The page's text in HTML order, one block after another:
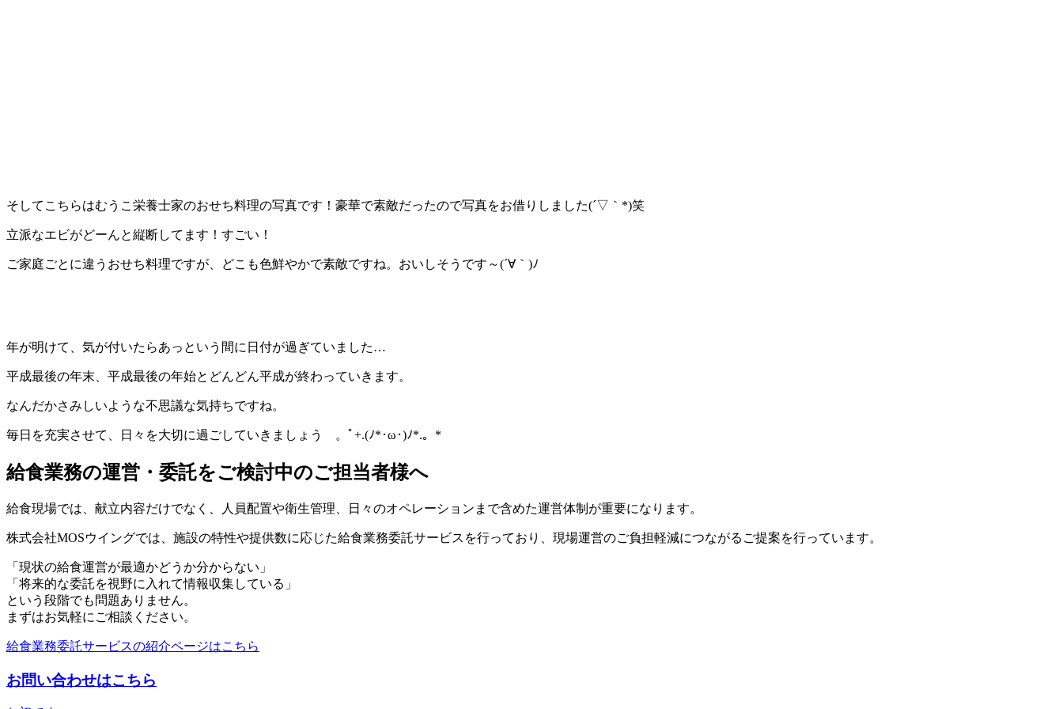
そしてこちらはむうこ栄養士家のおせち料理の写真です！豪華で素敵だったので写真をお借りしました(´▽｀*)笑
立派なエビがどーんと縦断してます！すごい！
ご家庭ごとに違うおせち料理ですが、どこも色鮮やかで素敵ですね。おいしそうです～(´∀｀)ﾉ
年が明けて、気が付いたらあっという間に日付が過ぎていました…
平成最後の年末、平成最後の年始とどんどん平成が終わっていきます。
なんだかさみしいような不思議な気持ちですね。
毎日を充実させて、日々を大切に過ごしていきましょう 。ﾟ+.(ﾉ*･ω･)ﾉ*.。*
給食業務の運営・委託をご検討中のご担当者様へ
給食現場では、献立内容だけでなく、人員配置や衛生管理、日々のオペレーションまで含めた運営体制が重要になります。
株式会社MOSウイングでは、施設の特性や提供数に応じた給食業務委託サービスを行っており、現場運営のご負担軽減につながるご提案を行っています。
「現状の給食運営が最適かどうか分からない」
「将来的な委託を視野に入れて情報収集している」
という段階でも問題ありません。
まずはお気軽にご相談ください。
給食業務委託サービスの紹介ページはこちら
お問い合わせはこちら